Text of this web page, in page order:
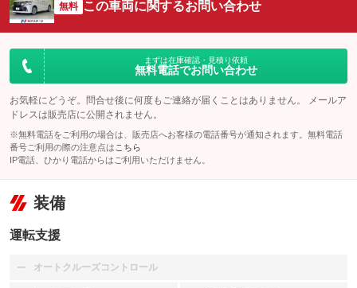
無料 この車両に関するお問い合わせ
まずは在庫確認・見積り依頼
無料電話でお問い合わせ
お気軽にどうぞ。問合せ後に何度もご連絡が届くことはありません。 メールア
ドレスは販売店に公開されません。
※無料電話をご利用の場合は、販売店へお客様の電話番号が通知されます。無料電話
番号ご利用の際の注意点は こちら
IP電話、ひかり電話からはご利用いただけません。
装備
運転支援
オートクルーズコントロール
：装備なし